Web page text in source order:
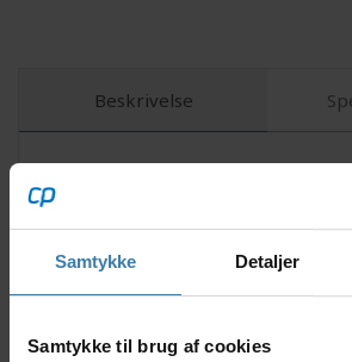
Samtykke Detaljer
Samtykke til brug af cookies
Beskrivelse
Lazer A-Line KinetiCore
til dig, der elsker BMX eller downhill
sikkerhed, komfort og innovativ
altafgørende. Med Lazer’s
give alt i både træning og